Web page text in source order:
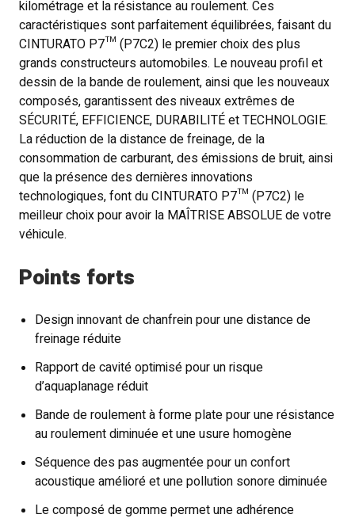
kilométrage et la résistance au roulement. Ces
caractéristiques sont parfaitement équilibrées, faisant du
CINTURATO P7™ (P7C2) le premier choix des plus
grands constructeurs automobiles. Le nouveau profil et
dessin de la bande de roulement, ainsi que les nouveaux
composés, garantissent des niveaux extrêmes de
SÉCURITÉ, EFFICIENCE, DURABILITÉ et TECHNOLOGIE.
La réduction de la distance de freinage, de la
consommation de carburant, des émissions de bruit, ainsi
que la présence des dernières innovations
technologiques, font du CINTURATO P7™ (P7C2) le
meilleur choix pour avoir la MAÎTRISE ABSOLUE de votre
véhicule.
Points forts
Design innovant de chanfrein pour une distance de
freinage réduite
Rapport de cavité optimisé pour un risque
d’aquaplanage réduit
Bande de roulement à forme plate pour une résistance
au roulement diminuée et une usure homogène
Séquence des pas augmentée pour un confort
acoustique amélioré et une pollution sonore diminuée
Le composé de gomme permet une adhérence